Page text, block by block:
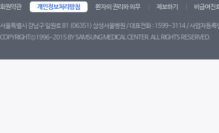
회원약관 개인정보처리방침 환자의 권리와 의무 제보하기 비급여진
서울특별시 강남구 일원로 81 (06351) 삼성서울병원 / 대표전화 : 1599-3114 / 사업자등
COPYRIGHT©1996-2015 BY SAMSUNG MEDICAL CENTER. ALL RIGHTS RESERVED.